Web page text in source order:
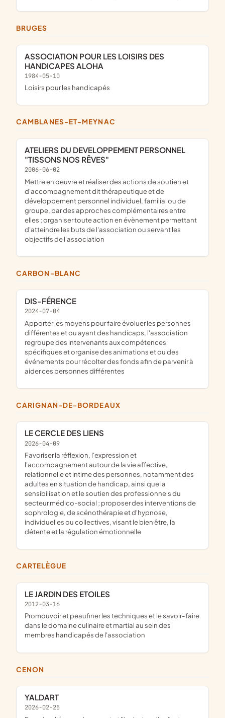
BRUGES
ASSOCIATION POUR LES LOISIRS DES
HANDICAPES ALOHA
1984-05-10
loisirs pour les handicapés
CAMBLANES-ET-MEYNAC
ATELIERS DU DEVELOPPEMENT PERSONNEL
"TISSONS NOS RÊVES"
2006-06-02
mettre en oeuvre et réaliser des actions de soutien et
d'accompagnement dit thérapeutique et de
développement personnel individuel, familial ou de
groupe, par des approches complémentaires entre
elles ; organiser toute action en évènement permettant
d'atteindre les buts de l'association ou servant les
objectifs de l'association
CARBON-BLANC
DIS-FÉRENCE
2024-07-04
apporter les moyens pour faire évoluer les personnes
différentes et ou ayant des handicaps, l'association
regroupe des intervenants aux compétences
spécifiques et organise des animations et ou des
événements pour récolter des fonds afin de parvenir à
aider ces personnes différentes
CARIGNAN-DE-BORDEAUX
LE CERCLE DES LIENS
2026-04-09
favoriser la réflexion, l'expression et
l'accompagnement autour de la vie affective,
relationnelle et intime des personnes, notamment des
adultes en situation de handicap, ainsi que la
sensibilisation et le soutien des professionnels du
secteur médico-social ; proposer des interventions de
sophrologie, de scénothérapie et d'hypnose,
individuelles ou collectives, visant le bien être, la
détente et la régulation émotionnelle
CARTELÈGUE
LE JARDIN DES ETOILES
2012-03-16
promouvoir et peaufiner les techniques et le savoir-faire
dans le domaine culinaire et martial au sein des
membres handicapés de l'association
CENON
YALDART
2026-02-25